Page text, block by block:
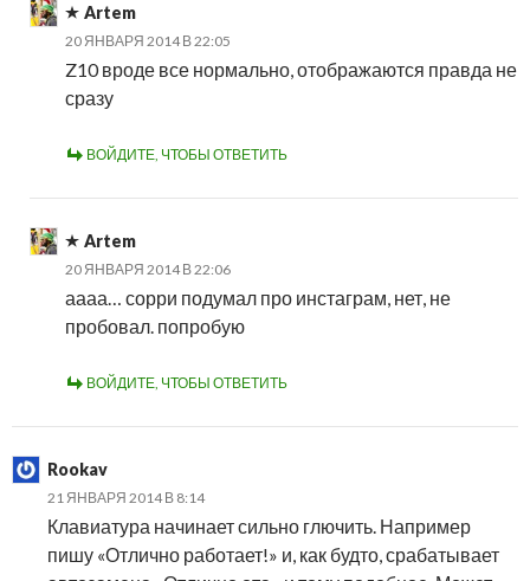
Artem
20 ЯНВАРЯ 2014 В 22:05
Z10 вроде все нормально, отображаются правда не
сразу
ВОЙДИТЕ, ЧТОБЫ ОТВЕТИТЬ
Artem
20 ЯНВАРЯ 2014 В 22:06
аааа… сорри подумал про инстаграм, нет, не
пробовал. попробую
ВОЙДИТЕ, ЧТОБЫ ОТВЕТИТЬ
Rookav
21 ЯНВАРЯ 2014 В 8:14
Клавиатура начинает сильно глючить. Например
пишу «Отлично работает!» и, как будто, срабатывает